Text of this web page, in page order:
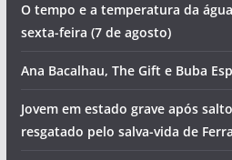
O tempo e a temperatura da
sexta-feira (7 de agosto)
Ana Bacalhau, The Gift e Buba
Jovem em estado grave após
resgatado pelo salva-vida de